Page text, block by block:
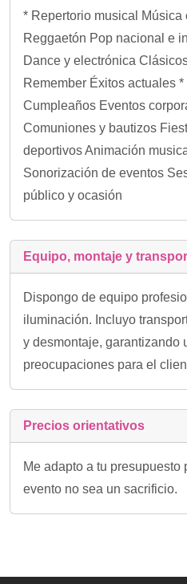
* Repertorio musical Música
Reggaetón Pop nacional e
Dance y electrónica
Remember Éxitos actuales
Cumpleaños Eventos
Comuniones y bautizos
deportivos Animación
Sonorización de eventos
público y ocasión
Equipo, montaje y
Dispongo de equipo
iluminación. Incluyo
y desmontaje, garantizando
preocupaciones para el
Precios orientativos
Me adapto a tu presupuesto
evento no sea un sacrificio.